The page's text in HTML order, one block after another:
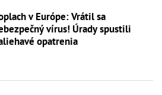
v Európe: Vrátil sa
vírus! Úrady spustili
opatrenia